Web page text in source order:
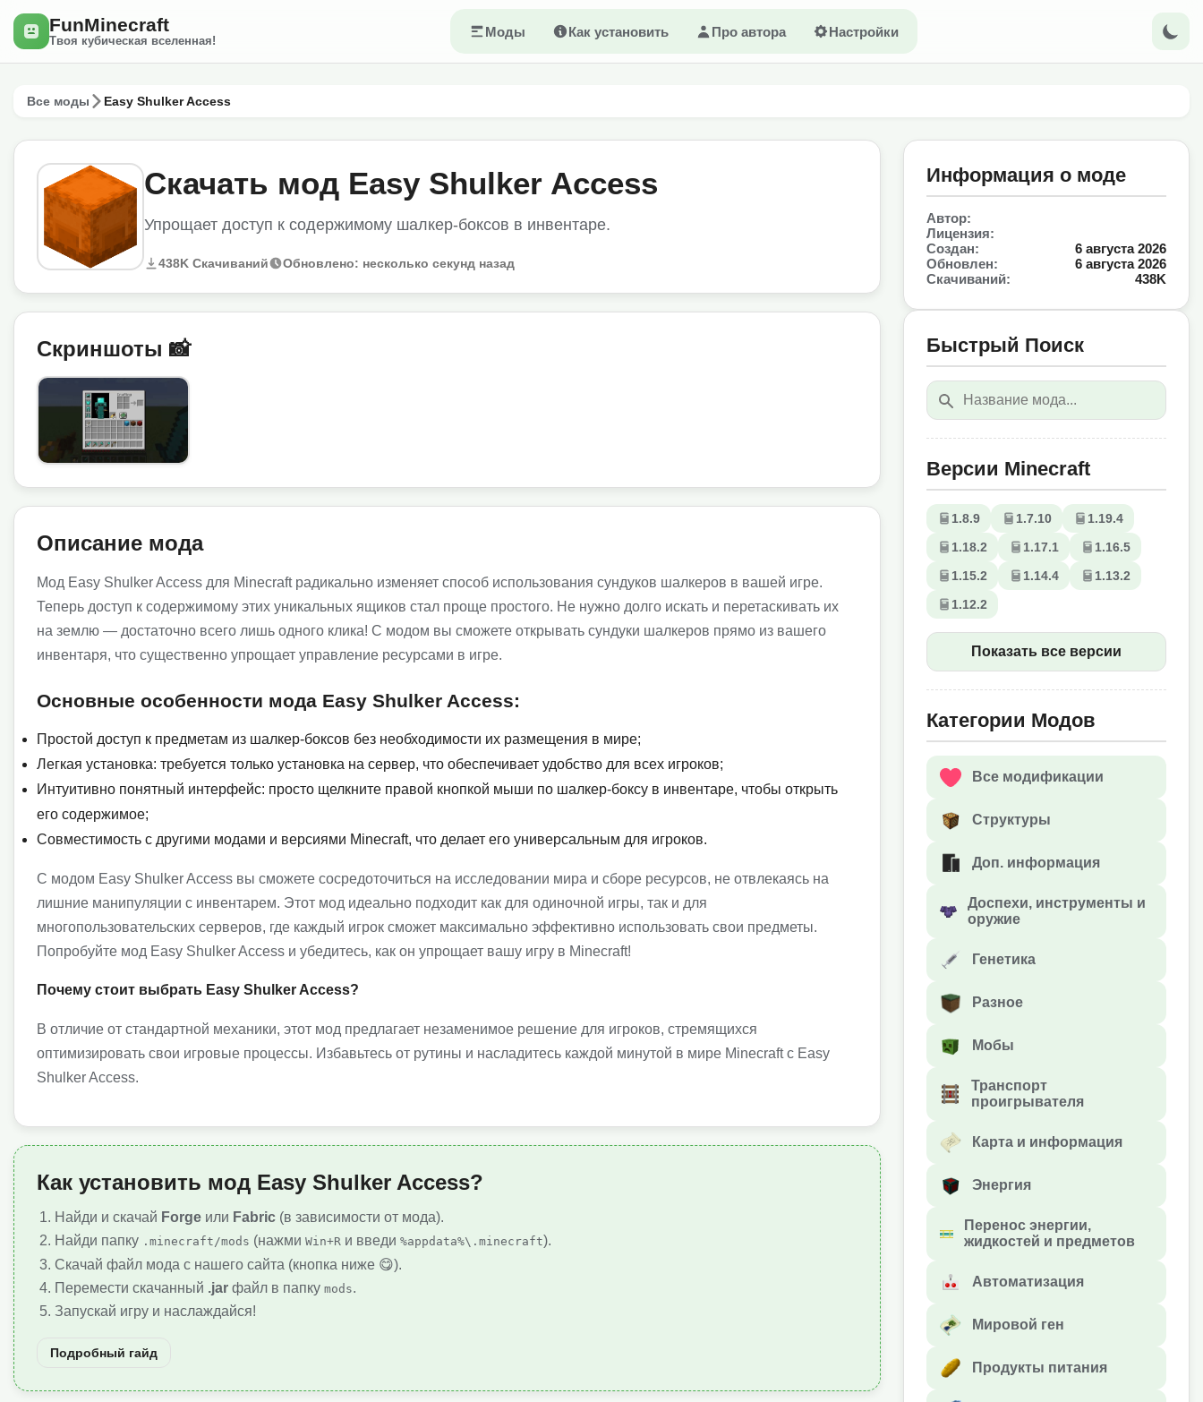
FunMinecraft
Твоя кубическая вселенная!
Моды Как установить Про автора Настройки
Все моды Easy Shulker Access
Скачать мод Easy Shulker Access
Упрощает доступ к содержимому шалкер-боксов в инвентаре.
438K Скачиваний Обновлено: несколько секунд назад
Скриншоты 📸
Описание мода
Мод Easy Shulker Access для Minecraft радикально изменяет способ использования сундуков шалкеров в вашей игре.
Теперь доступ к содержимому этих уникальных ящиков стал проще простого. Не нужно долго искать и перетаскивать их
на землю — достаточно всего лишь одного клика! С модом вы сможете открывать сундуки шалкеров прямо из вашего
инвентаря, что существенно упрощает управление ресурсами в игре.
Основные особенности мода Easy Shulker Access:
Простой доступ к предметам из шалкер-боксов без необходимости их размещения в мире;
Легкая установка: требуется только установка на сервер, что обеспечивает удобство для всех игроков;
Интуитивно понятный интерфейс: просто щелкните правой кнопкой мыши по шалкер-боксу в инвентаре, чтобы открыть
его содержимое;
Совместимость с другими модами и версиями Minecraft, что делает его универсальным для игроков.
С модом Easy Shulker Access вы сможете сосредоточиться на исследовании мира и сборе ресурсов, не отвлекаясь на
лишние манипуляции с инвентарем. Этот мод идеально подходит как для одиночной игры, так и для
многопользовательских серверов, где каждый игрок сможет максимально эффективно использовать свои предметы.
Попробуйте мод Easy Shulker Access и убедитесь, как он упрощает вашу игру в Minecraft!
Почему стоит выбрать Easy Shulker Access?
В отличие от стандартной механики, этот мод предлагает незаменимое решение для игроков, стремящихся
оптимизировать свои игровые процессы. Избавьтесь от рутины и насладитесь каждой минутой в мире Minecraft с Easy
Shulker Access.
Как установить мод Easy Shulker Access?
Найди и скачай Forge или Fabric (в зависимости от мода).
Найди папку .minecraft/mods (нажми Win+R и введи %appdata%\.minecraft).
Скачай файл мода с нашего сайта (кнопка ниже 😋).
Перемести скачанный .jar файл в папку mods.
Запускай игру и наслаждайся!
Подробный гайд
Информация о моде
Автор:
Лицензия:
Создан:
6 августа 2026
Обновлен:
6 августа 2026
Скачиваний:
438K
Быстрый Поиск
Версии Minecraft
1.8.9 1.7.10
1.19.4
1.18.2
1.17.1
1.16.5
1.15.2
1.14.4
1.13.2
1.12.2
Показать все версии
Категории Модов
Все модификации
Структуры
Доп. информация
Доспехи, инструменты и
оружие
Генетика
Разное
Мобы
Транспорт
проигрывателя
Карта и информация
Энергия
Перенос энергии,
жидкостей и предметов
Автоматизация
Мировой ген
Продукты питания